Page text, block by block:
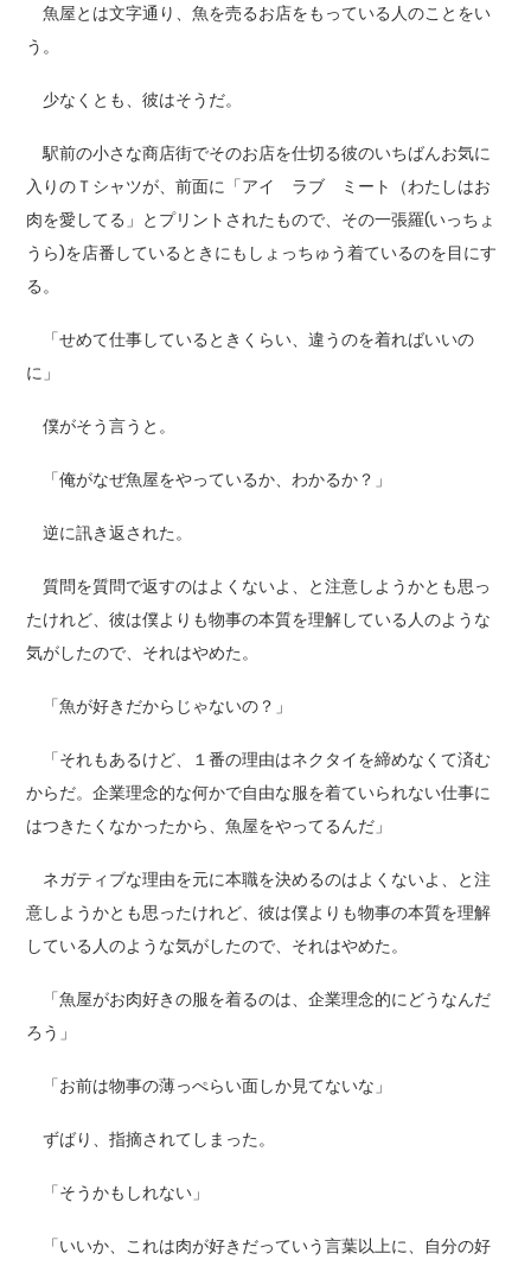
魚屋とは文字通り、魚を売るお店をもっている人のことをい
う。
少なくとも、彼はそうだ。
駅前の小さな商店街でそのお店を仕切る彼のいちばんお気に
入りのＴシャツが、前面に「アイ ラブ ミート（わたしはお
肉を愛してる」とプリントされたもので、その一張羅(いっちょ
うら)を店番しているときにもしょっちゅう着ているのを目にす
る。
「せめて仕事しているときくらい、違うのを着ればいいの
に」
僕がそう言うと。
「俺がなぜ魚屋をやっているか、わかるか？」
逆に訊き返された。
質問を質問で返すのはよくないよ、と注意しようかとも思っ
たけれど、彼は僕よりも物事の本質を理解している人のような
気がしたので、それはやめた。
「魚が好きだからじゃないの？」
「それもあるけど、１番の理由はネクタイを締めなくて済む
からだ。企業理念的な何かで自由な服を着ていられない仕事に
はつきたくなかったから、魚屋をやってるんだ」
ネガティブな理由を元に本職を決めるのはよくないよ、と注
意しようかとも思ったけれど、彼は僕よりも物事の本質を理解
している人のような気がしたので、それはやめた。
「魚屋がお肉好きの服を着るのは、企業理念的にどうなんだ
ろう」
「お前は物事の薄っぺらい面しか見てないな」
ずばり、指摘されてしまった。
「そうかもしれない」
「いいか、これは肉が好きだっていう言葉以上に、自分の好